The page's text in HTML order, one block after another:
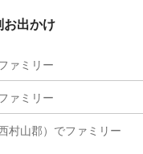
お出かけ
ァミリー
ァミリー
村山郡）でファミリー